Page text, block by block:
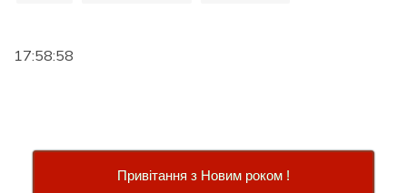
17:58:59
Привітання з Новим роком !